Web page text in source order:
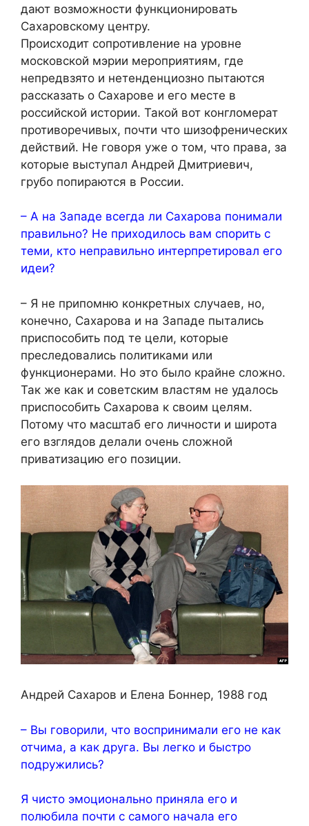
дают возможности функционировать
Сахаровскому центру.
Происходит сопротивление на уровне
московской мэрии мероприятиям, где
непредвзято и нетенденциозно пытаются
рассказать о Сахарове и его месте в
российской истории. Такой вот конгломерат
противоречивых, почти что шизофренических
действий. Не говоря уже о том, что права, за
которые выступал Андрей Дмитриевич,
грубо попираются в России.
– А на Западе всегда ли Сахарова понимали
правильно? Не приходилось вам спорить с
теми, кто неправильно интерпретировал его
идеи?
– Я не припомню конкретных случаев, но,
конечно, Сахарова и на Западе пытались
приспособить под те цели, которые
преследовались политиками или
функционерами. Но это было крайне сложно.
Так же как и советским властям не удалось
приспособить Сахарова к своим целям.
Потому что масштаб его личности и широта
его взглядов делали очень сложной
приватизацию его позиции.
Андрей Сахаров и Елена Боннер, 1988 год
– Вы говорили, что воспринимали его не как
отчима, а как друга. Вы легко и быстро
подружились?
Я чисто эмоционально приняла его и
полюбила почти с самого начала его